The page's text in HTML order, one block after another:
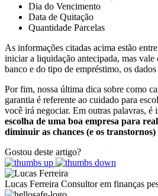
Dia do Vencimento
Data de Quitação
Quantidade Parcelas
As informações citadas acima estão
iniciar a liquidação antecipada, mas vale
banco e do tipo de empréstimo, os
Por fim, nossa última dica sobre como
garantia é referente ao cuidado para
você irá negociar. Em outras palavras, é
escolha de uma boa empresa para
diminuir as chances (e os
Gostou deste artigo?
Lucas Ferreira Consultor em finanças